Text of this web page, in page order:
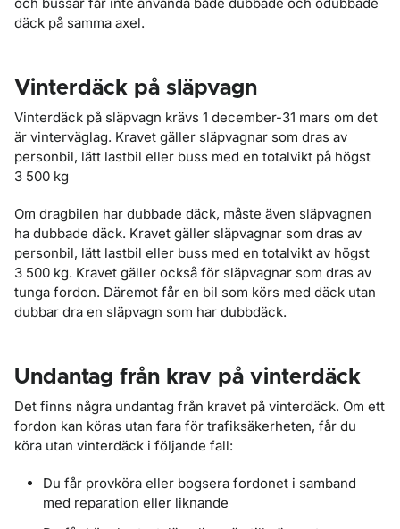
däck på samma axel.
Vinterdäck på släpvagn
Vinterdäck på släpvagn krävs 1 december-31 mars om det
är vinterväglag. Kravet gäller släpvagnar som dras av
personbil, lätt lastbil eller buss med en totalvikt på högst
3 500 kg
Om dragbilen har dubbade däck, måste även släpvagnen
ha dubbade däck. Kravet gäller släpvagnar som dras av
personbil, lätt lastbil eller buss med en totalvikt av högst
3 500 kg. Kravet gäller också för släpvagnar som dras av
tunga fordon. Däremot får en bil som körs med däck utan
dubbar dra en släpvagn som har dubbdäck.
Undantag från krav på vinterdäck
Det finns några undantag från kravet på vinterdäck. Om ett
fordon kan köras utan fara för trafiksäkerheten, får du
köra utan vinterdäck i följande fall:
Du får provköra eller bogsera fordonet i samband
med reparation eller liknande